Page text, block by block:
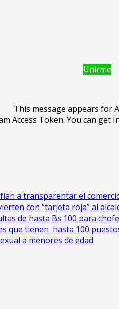
Unirme
This message appears for
Access Token. You can get
a transparentar el
con “tarjeta roja” al
de hasta Bs 100 para
que tienen hasta 100
a menores de edad